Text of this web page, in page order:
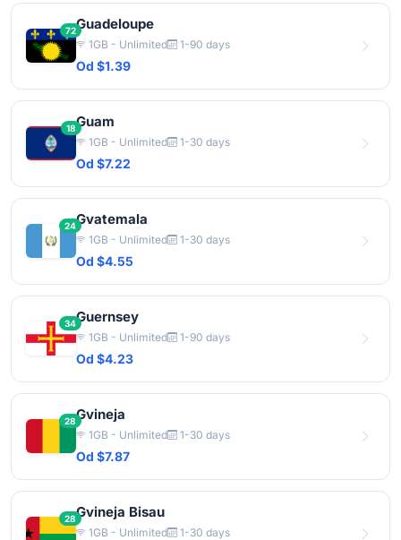
72Guadeloupe
1GB - Unlimited 1-90 days
Od $1.39
18Guam
1GB - Unlimited 1-30 days
Od $7.22
24Gvatemala
1GB - Unlimited 1-30 days
Od $4.55
34Guernsey
1GB - Unlimited 1-90 days
Od $4.23
28Gvineja
1GB - Unlimited 1-30 days
Od $7.87
28Gvineja Bisau
1GB - Unlimited 1-30 days